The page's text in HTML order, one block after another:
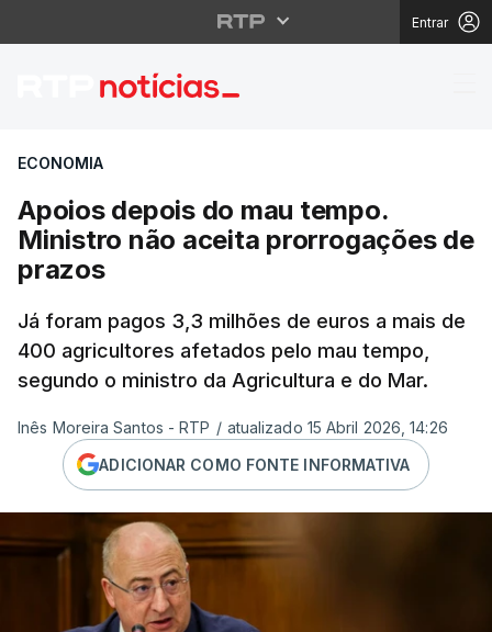
Entrar
Apoios depois do
ECONOMIA
Apoios depois do mau tempo.
Ministro não aceita prorrogações de
prazos
Já foram pagos 3,3 milhões de euros a mais de
400 agricultores afetados pelo mau tempo,
segundo o ministro da Agricultura e do Mar.
Inês Moreira Santos - RTP / atualizado 15 Abril 2026, 14:26
ADICIONAR COMO FONTE INFORMATIVA